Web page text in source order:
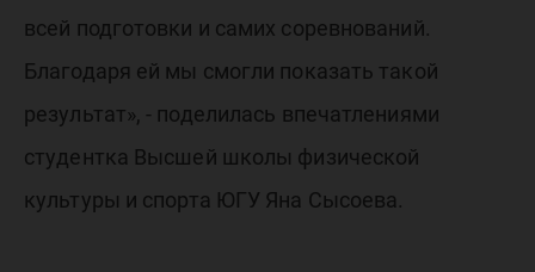
всей подготовки и самих соревнований.
Благодаря ей мы смогли показать такой
результат», - поделилась впечатлениями
студентка Высшей школы физической
культуры и спорта ЮГУ Яна Сысоева.